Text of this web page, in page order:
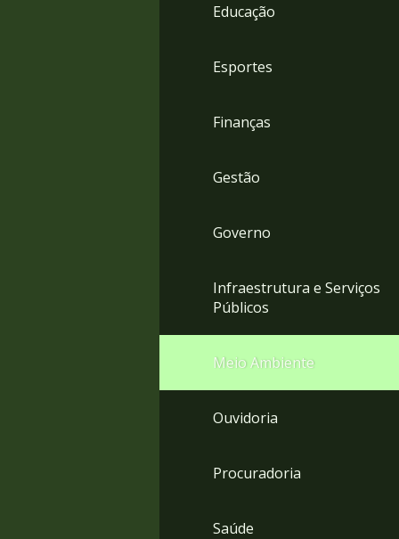
Educação
Esportes
Finanças
Gestão
Governo
Infraestrutura e Serviços
Públicos
Meio Ambiente
Ouvidoria
Procuradoria
Saúde